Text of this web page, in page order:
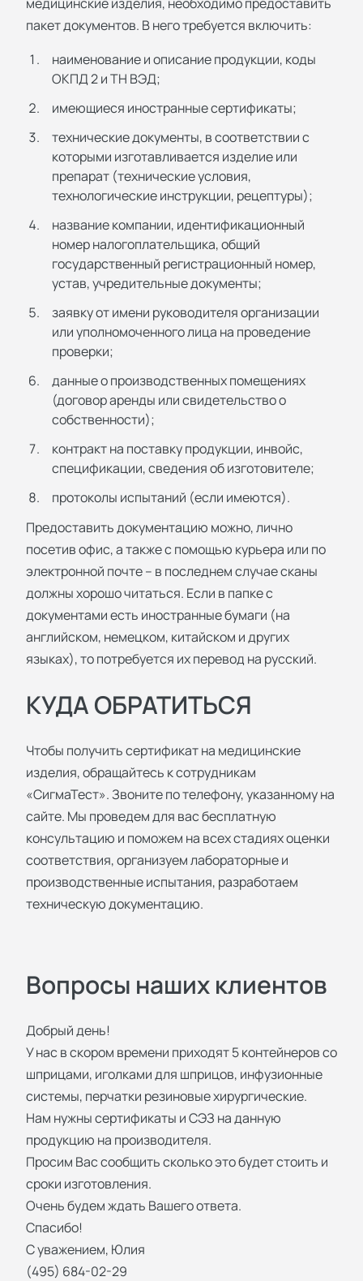
пакет документов. В него требуется включить:
наименование и описание продукции, коды
ОКПД 2 и ТН ВЭД;
имеющиеся иностранные сертификаты;
технические документы, в соответствии с
которыми изготавливается изделие или
препарат (технические условия,
технологические инструкции, рецептуры);
название компании, идентификационный
номер налогоплательщика, общий
государственный регистрационный номер,
устав, учредительные документы;
заявку от имени руководителя организации
или уполномоченного лица на проведение
проверки;
данные о производственных помещениях
(договор аренды или свидетельство о
собственности);
контракт на поставку продукции, инвойс,
спецификации, сведения об изготовителе;
протоколы испытаний (если имеются).
Предоставить документацию можно, лично
посетив офис, а также с помощью курьера или по
электронной почте – в последнем случае сканы
должны хорошо читаться. Если в папке с
документами есть иностранные бумаги (на
английском, немецком, китайском и других
языках), то потребуется их перевод на русский.
КУДА ОБРАТИТЬСЯ
Чтобы получить сертификат на медицинские
изделия, обращайтесь к сотрудникам
«СигмаТест». Звоните по телефону, указанному на
сайте. Мы проведем для вас бесплатную
консультацию и поможем на всех стадиях оценки
соответствия, организуем лабораторные и
производственные испытания, разработаем
техническую документацию.
Вопросы наших клиентов
Добрый день!
У нас в скором времени приходят 5 контейнеров со
шприцами, иголками для шприцов, инфузионные
системы, перчатки резиновые хирургические.
Нам нужны сертификаты и СЭЗ на данную
продукцию на производителя.
Просим Вас сообщить сколько это будет стоить и
сроки изготовления.
Очень будем ждать Вашего ответа.
Спасибо!
С уважением, Юлия
(495) 684-02-29